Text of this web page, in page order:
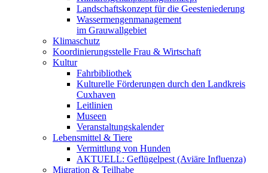
Landschaftskonzept für die Geesteniederung
Wassermengenmanagement
im Grauwallgebiet
Klimaschutz
Koordinierungsstelle Frau & Wirtschaft
Kultur
Fahrbibliothek
Kulturelle Förderungen durch den Landkreis
Cuxhaven
Leitlinien
Museen
Veranstaltungskalender
Lebensmittel & Tiere
Vermittlung von Hunden
AKTUELL: Geflügelpest (Aviäre Influenza)
Migration & Teilhabe